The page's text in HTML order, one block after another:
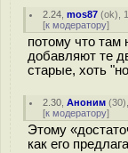
2.24 ,mos87 (ok),
[к модератору]
потому что там
добавляют те
старые, хоть
2.30 ,Аноним (30
[к модератору]
Этому
как его